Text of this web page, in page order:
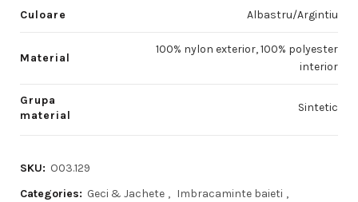
Culoare Albastru/Argintiu
Material
100% nylon exterior, 100% polyester
interior
Grupa
material
Sintetic
SKU: O03.129
Categories: Geci & Jachete , Imbracaminte baieti ,